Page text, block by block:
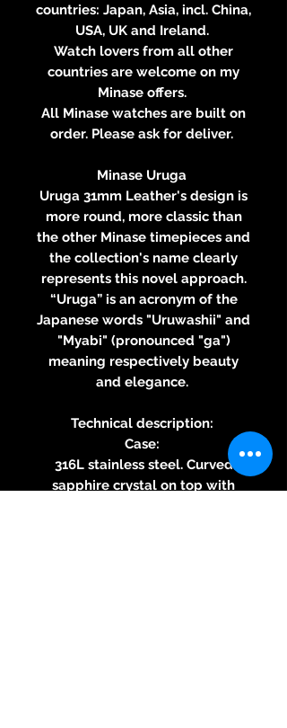
countries: Japan, Asia, incl. China,
USA, UK and Ireland.
Watch lovers from all other
countries are welcome on my
Minase offers.
All Minase watches are built on
order. Please ask for deliver.
Minase Uruga
Uruga 31mm Leather's design is
more round, more classic than
the other Minase timepieces and
the collection's name clearly
represents this novel approach.
“Uruga” is an acronym of the
Japanese words "Uruwashii" and
"Myabi" (pronounced "ga")
meaning respectively beauty
and elegance.
Technical description:
Case:
316L stainless steel. Curved
sapphire crystal on top with